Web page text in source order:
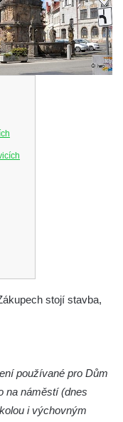
stojí stavba,
používané pro Dům
na náměstí (dnes
i výchovným